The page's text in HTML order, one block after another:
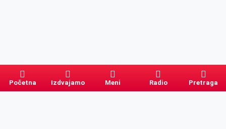
Početna Izdvajamo Meni Radio Pretraga